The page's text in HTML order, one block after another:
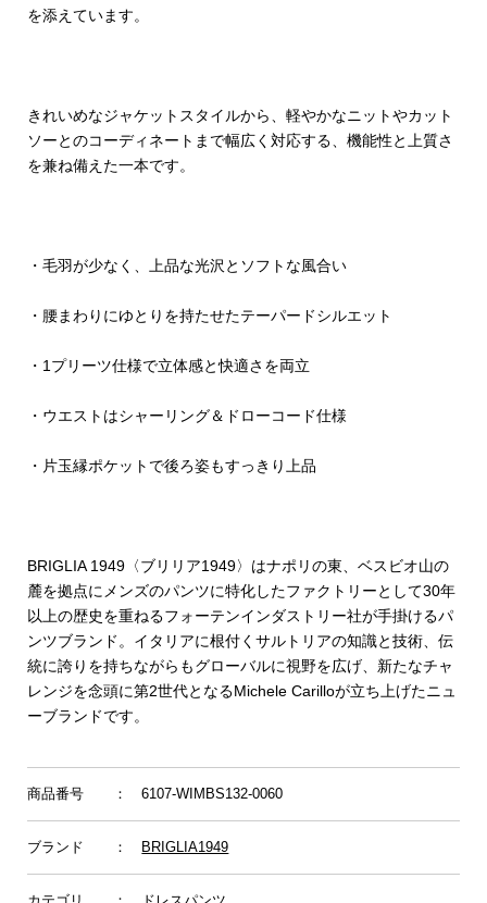
を添えています。
きれいめなジャケットスタイルから、軽やかなニットやカット
ソーとのコーディネートまで幅広く対応する、機能性と上質さ
を兼ね備えた一本です。
・毛羽が少なく、上品な光沢とソフトな風合い
・腰まわりにゆとりを持たせたテーパードシルエット
・1プリーツ仕様で立体感と快適さを両立
・ウエストはシャーリング＆ドローコード仕様
・片玉縁ポケットで後ろ姿もすっきり上品
BRIGLIA 1949〈ブリリア1949〉はナポリの東、ベスビオ山の
麓を拠点にメンズのパンツに特化したファクトリーとして30年
以上の歴史を重ねるフォーテンインダストリー社が手掛けるパ
ンツブランド。イタリアに根付くサルトリアの知識と技術、伝
統に誇りを持ちながらもグローバルに視野を広げ、新たなチャ
レンジを念頭に第2世代となるMichele Carilloが立ち上げたニュ
ーブランドです。
商品番号 ： 6107-WIMBS132-0060
ブランド ： BRIGLIA1949